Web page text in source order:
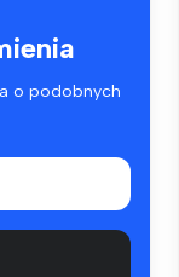
o podobnych